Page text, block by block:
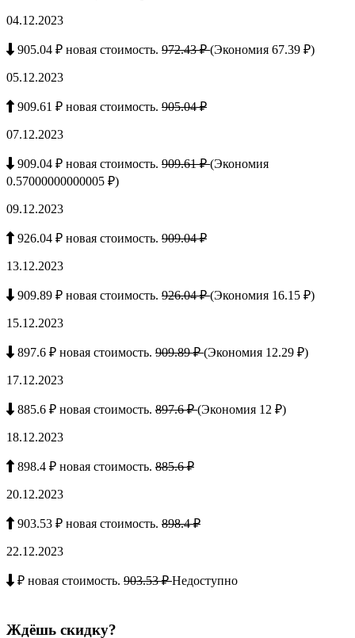
04.12.2023
905.04 ₽ новая стоимость. 972.43 ₽(Экономия 67.39 ₽)
05.12.2023
909.61 ₽ новая стоимость. 905.04 ₽
07.12.2023
909.04 ₽ новая стоимость. 909.61 ₽(Экономия
0.57000000000005 ₽)
09.12.2023
926.04 ₽ новая стоимость. 909.04 ₽
13.12.2023
909.89 ₽ новая стоимость. 926.04 ₽(Экономия 16.15 ₽)
15.12.2023
897.6 ₽ новая стоимость. 909.89 ₽(Экономия 12.29 ₽)
17.12.2023
885.6 ₽ новая стоимость. 897.6 ₽(Экономия 12 ₽)
18.12.2023
898.4 ₽ новая стоимость. 885.6 ₽
20.12.2023
903.53 ₽ новая стоимость. 898.4 ₽
22.12.2023
₽ новая стоимость. 903.53 ₽Недоступно
Ждёшь скидку?